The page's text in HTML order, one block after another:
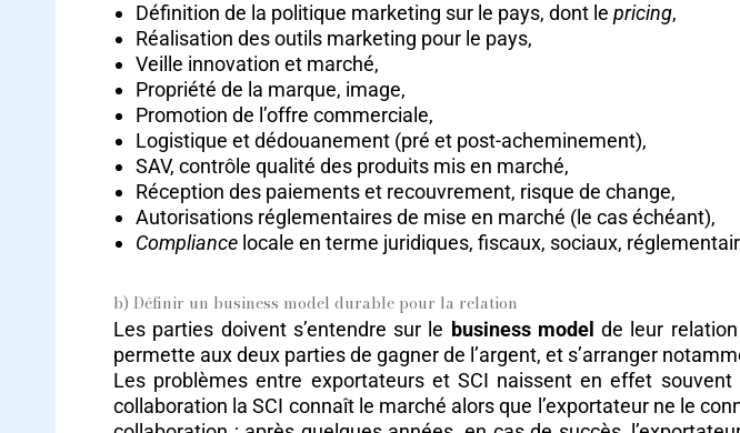
Définition de la politique marketing sur le pays, dont le pricing,
Réalisation des outils marketing pour le pays,
Veille innovation et marché,
Propriété de la marque, image,
Promotion de l’offre commerciale,
Logistique et dédouanement (pré et post-acheminement),
SAV, contrôle qualité des produits mis en marché,
Réception des paiements et recouvrement, risque de change,
Autorisations réglementaires de mise en marché (le cas échéant),
Compliance locale en terme juridiques, fiscaux, sociaux,
b) Définir un business model durable pour la relation
Les parties doivent s’entendre sur le business model de leur
permette aux deux parties de gagner de l’argent, et s’arranger
Les problèmes entre exportateurs et SCI naissent en effet souvent
collaboration la SCI connaît le marché alors que l’exportateur ne le